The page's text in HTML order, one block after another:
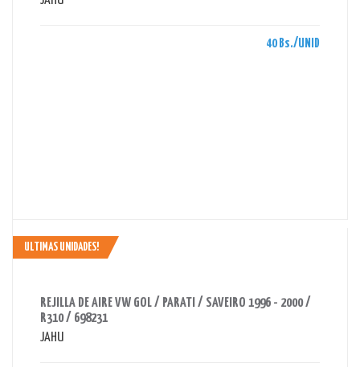
40 Bs./UNID
ULTIMAS UNIDADES!
REJILLA DE AIRE VW GOL / PARATI / SAVEIRO 1996 - 2000 /
R310 / 698231
JAHU